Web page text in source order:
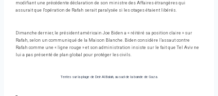
modifiant une précédente déclaration de son ministre des Affaires étrangères qui
assurait que l'opération de Rafah serait paralysée si les otages étaient libérés.
Dimanche dernier, le président américain Joe Biden a « réitéré sa position claire » sur
Rafah, selon un communiqué de la Maison Blanche. Biden considère l’assaut contre
Rafah comme une « ligne rouge » et son administration insiste sur le fait que Tel Aviv ne
lui a pas présenté de plan global pour protéger les civils.
Tentes sur la plage de Deir Al Balah, au sud de la bande de Gaza.